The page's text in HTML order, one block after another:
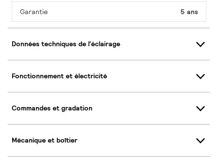
Garantie 5 ans
Données techniques de l'éclairage
Fonctionnement et électricité
Commandes et gradation
Mécanique et boîtier